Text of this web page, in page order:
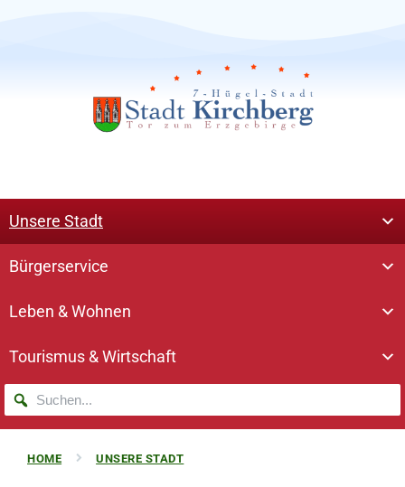
Unsere Stadt
Bürgerservice
Leben & Wohnen
Tourismus & Wirtschaft
HOME UNSERE STADT